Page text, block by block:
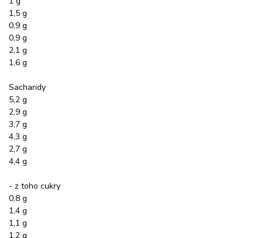
1,5 g
0,9 g
0,9 g
2,1 g
1,6 g
Sacharidy
5,2 g
2,9 g
3,7 g
4,3 g
2,7 g
4,4 g
- z toho cukry
0,8 g
1,4 g
1,1 g
1,2 g